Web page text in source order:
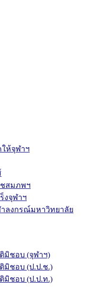
ให้จุฬาฯ
สมภพฯ
งจุฬาฯ
าลงกรณ์มหาวิทยาลัย
มิชอบ (จุฬาฯ)
มิชอบ (ป.ป.ช.)
มิชอบ (ป.ป.ท.)